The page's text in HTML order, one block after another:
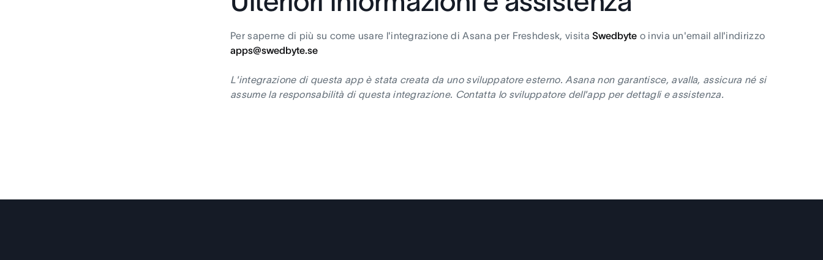
Per saperne di più su come usare l'integrazione di Asana per Freshdesk, visitaSwedbyte o invia un'email all'indirizzo
apps@swedbyte.se
L'integrazione di questa app è stata creata da uno sviluppatore esterno. Asana non garantisce, avalla, assicura né si
assume la responsabilità di questa integrazione. Contatta lo sviluppatore dell'app per dettagli e assistenza.